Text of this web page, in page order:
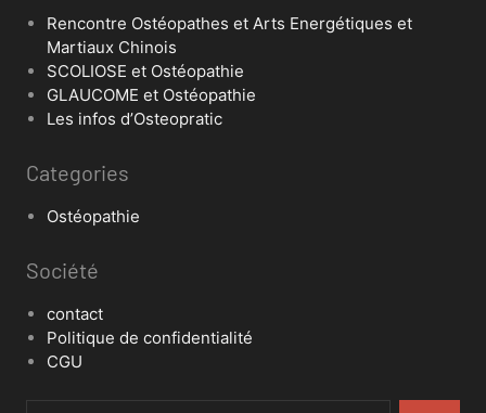
Rencontre Ostéopathes et Arts Energétiques et
Martiaux Chinois
SCOLIOSE et Ostéopathie
GLAUCOME et Ostéopathie
Les infos d’Osteopratic
Categories
Ostéopathie
Société
contact
Politique de confidentialité
CGU